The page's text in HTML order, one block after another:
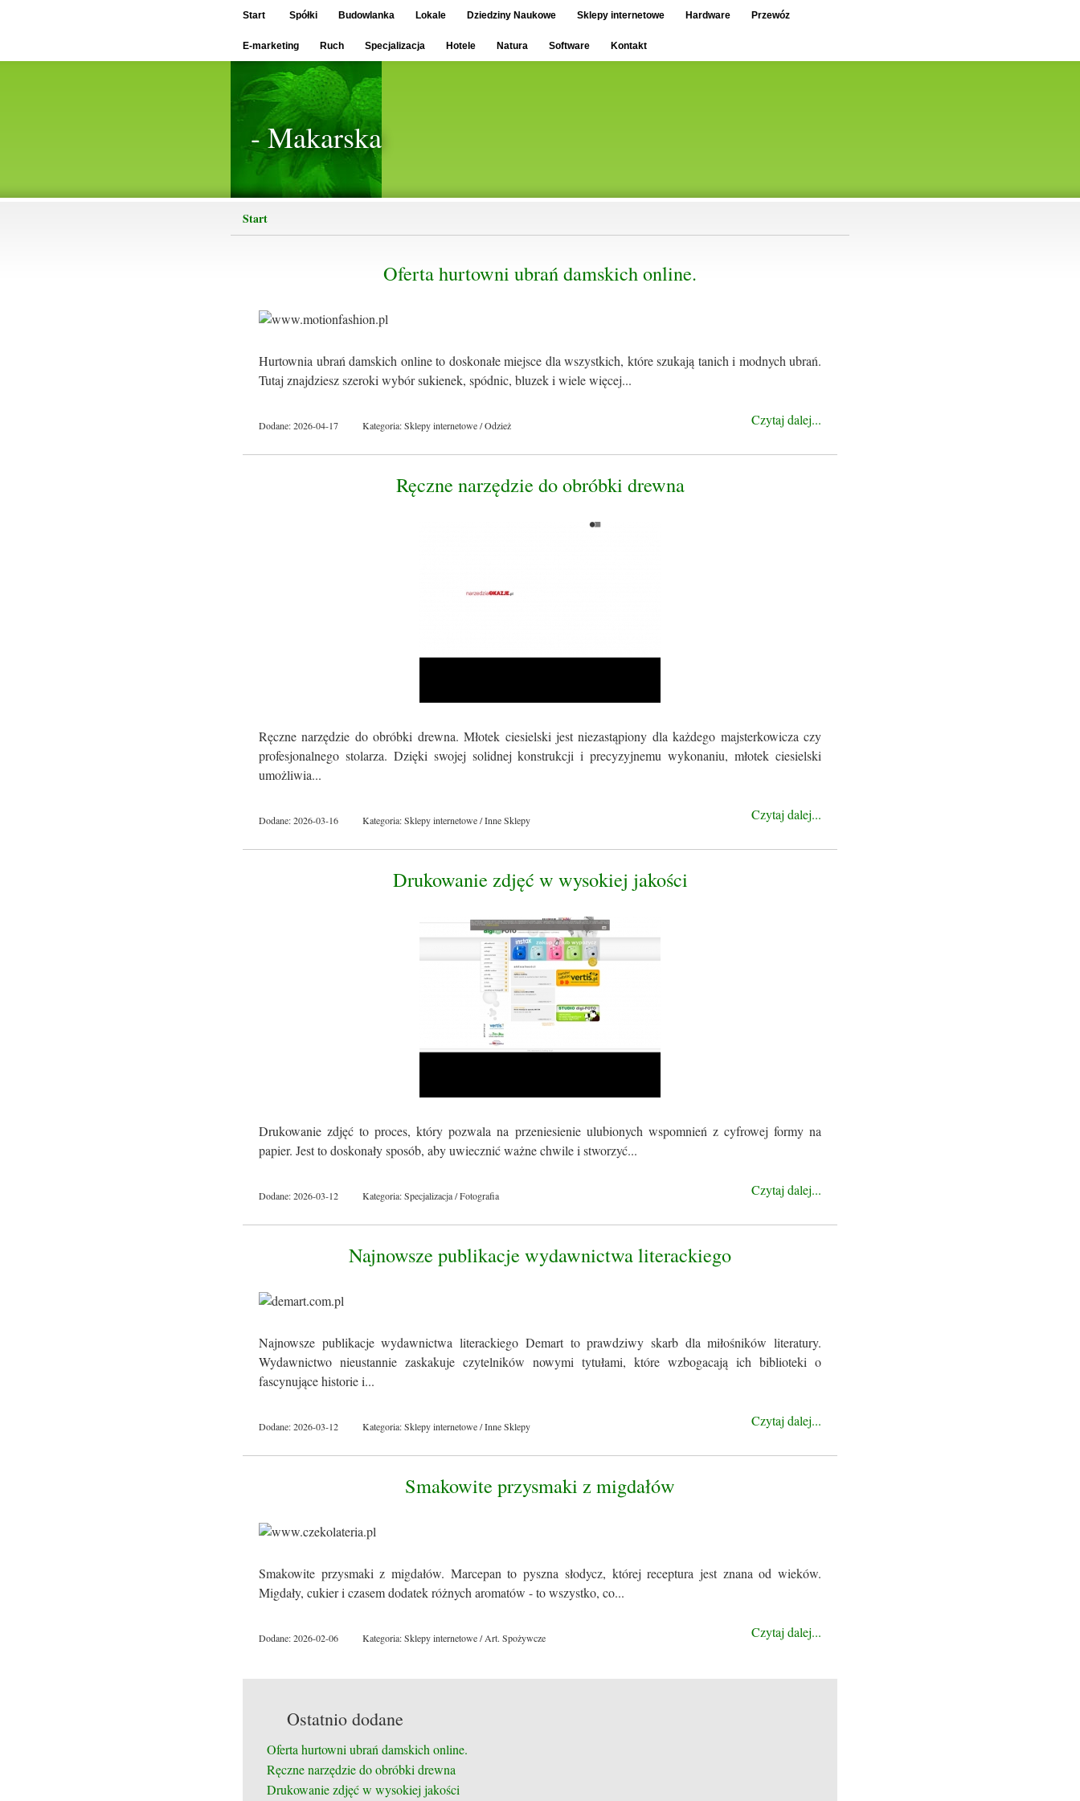
Start Spółki Budowlanka Lokale Dziedziny Naukowe Sklepy internetowe Hardware Przewóz
E-marketing Ruch Specjalizacja Hotele Natura Software Kontakt
- Makarska
Start
Oferta hurtowni ubrań damskich online.
Hurtownia ubrań damskich online to doskonałe miejsce dla wszystkich, które szukają tanich i modnych ubrań.
Tutaj znajdziesz szeroki wybór sukienek, spódnic, bluzek i wiele więcej...
Czytaj dalej...
Dodane: 2026-04-17 Kategoria: Sklepy internetowe / Odzież
Ręczne narzędzie do obróbki drewna
Ręczne narzędzie do obróbki drewna. Młotek ciesielski jest niezastąpiony dla każdego majsterkowicza czy
profesjonalnego stolarza. Dzięki swojej solidnej konstrukcji i precyzyjnemu wykonaniu, młotek ciesielski
umożliwia...
Czytaj dalej...
Dodane: 2026-03-16 Kategoria: Sklepy internetowe / Inne Sklepy
Drukowanie zdjęć w wysokiej jakości
Drukowanie zdjęć to proces, który pozwala na przeniesienie ulubionych wspomnień z cyfrowej formy na
papier. Jest to doskonały sposób, aby uwiecznić ważne chwile i stworzyć...
Czytaj dalej...
Dodane: 2026-03-12 Kategoria: Specjalizacja / Fotografia
Najnowsze publikacje wydawnictwa literackiego
Najnowsze publikacje wydawnictwa literackiego Demart to prawdziwy skarb dla miłośników literatury.
Wydawnictwo nieustannie zaskakuje czytelników nowymi tytułami, które wzbogacają ich biblioteki o
fascynujące historie i...
Czytaj dalej...
Dodane: 2026-03-12 Kategoria: Sklepy internetowe / Inne Sklepy
Smakowite przysmaki z migdałów
Smakowite przysmaki z migdałów. Marcepan to pyszna słodycz, której receptura jest znana od wieków.
Migdały, cukier i czasem dodatek różnych aromatów - to wszystko, co...
Czytaj dalej...
Dodane: 2026-02-06 Kategoria: Sklepy internetowe / Art. Spożywcze
Ostatnio dodane
Oferta hurtowni ubrań damskich online.
Ręczne narzędzie do obróbki drewna
Drukowanie zdjęć w wysokiej jakości